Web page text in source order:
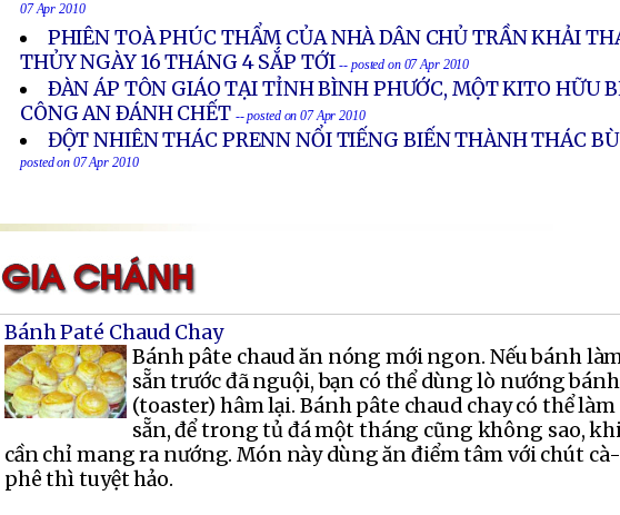
07 Apr 2010
PHIÊN TOÀ PHÚC THẨM CỦA NHÀ DÂN CHỦ TRẦN KHẢI
THỦY NGÀY 16 THÁNG 4 SẮP TỚI -- posted on 07 Apr 2010
ÐÀN ÁP TÔN GIÁO TẠI TỈNH BÌNH PHƯỚC, MỘT KITO HỮU
CÔNG AN ÐÁNH CHẾT -- posted on 07 Apr 2010
ĐỘT NHIÊN THÁC PRENN NỔI TIẾNG BIẾN THÀNH THÁC
posted on 07 Apr 2010
Bánh Paté Chaud Chay
Bánh pâte chaud ăn nóng mới ngon. Nếu bánh
sẵn trước đã nguội, bạn có thể dùng lò nướng
(toaster) hâm lại. Bánh pâte chaud chay có thể làm
sẵn, để trong tủ đá một tháng cũng không sao,
cần chỉ mang ra nướng. Món này dùng ăn điểm tâm với chút cà-
phê thì tuyệt hảo.